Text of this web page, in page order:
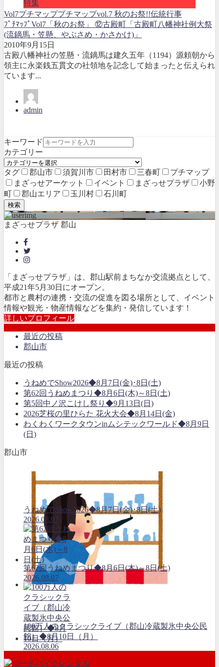
特集
Vol7プチマッププチマップvol.7 秋のお祭!!伝統行事
ﾌﾟﾁﾏｯﾌﾟVol7「秋のお祭」 ⑫古殿町「古殿町八幡神社例大祭
(流鏑馬・笠懸、やぶさめ・かさかけ)」
2010年9月15日
古殿八幡神社の笠懸・流鏑馬は建久五年（1194）源頼朝から
領主に永楽銭五貫文の社領地を記念して始まったと伝えられ
ています...
admin
キーワード
カテゴリー
タグ 郡山市 須賀川市 田村市 三春町
プチマップ
まざっせアーケット
イベント まざっせプラザ
小野
町
郡山エリア 玉川村 石川町
検索
まざっせプラザ 郡山
「まざっせプラザ」は、郡山駅前まちなか交流拠点として、
平成21年5月30日にオープン。
都市と農村の連携・交流の促進を図る場所として、イベント
情報や観光・物産情報などを集約・発信しています！
詳しいプロフィール
最近の投稿
郡山市
最近の投稿
うねめでShow2026◆8月7日(金)･8日(土)
第62回うねめまつり◆8月6日(木)～8日(土)
第5回中ノ沢こけし祭り◆9月13日(日)
2026芝桜の里ひらた 花火大会◆8月14日(金)
わくわくワークタウンinムシテックワールド◆8月9日
(日)
郡山市
うねめでShow2026◆8月7日(金)･8日(土)
2026.08.07
第62回うねめまつり◆8月6日(木)～8日(土)
2026.08.07
100万人のクラシックライブ（郡山冷蔵製氷中央公民
館）◆8月10日（月）
2026.08.06